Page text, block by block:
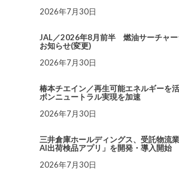
2026年7月30日
JAL／2026年8月前半 燃油サーチャー
お知らせ(変更)
2026年7月30日
椿本チエイン／再生可能エネルギーを
ボンニュートラル実現を加速
2026年7月30日
三井倉庫ホールディングス、受託物流
AI出荷検品アプリ」を開発・導入開始
2026年7月30日